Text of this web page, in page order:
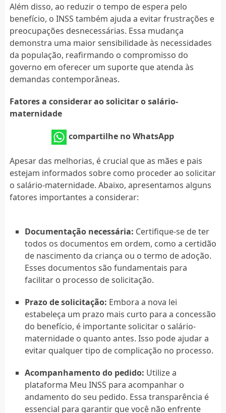
Além disso, ao reduzir o tempo de espera pelo
benefício, o INSS também ajuda a evitar frustrações e
preocupações desnecessárias. Essa mudança
demonstra uma maior sensibilidade às necessidades
da população, reafirmando o compromisso do
governo em oferecer um suporte que atenda às
demandas contemporâneas.
Fatores a considerar ao solicitar o salário-
maternidade
compartilhe no WhatsApp
Apesar das melhorias, é crucial que as mães e pais
estejam informados sobre como proceder ao solicitar
o salário-maternidade. Abaixo, apresentamos alguns
fatores importantes a considerar:
Documentação necessária: Certifique-se de ter
todos os documentos em ordem, como a certidão
de nascimento da criança ou o termo de adoção.
Esses documentos são fundamentais para
facilitar o processo de solicitação.
Prazo de solicitação: Embora a nova lei
estabeleça um prazo mais curto para a concessão
do benefício, é importante solicitar o salário-
maternidade o quanto antes. Isso pode ajudar a
evitar qualquer tipo de complicação no processo.
Acompanhamento do pedido: Utilize a
plataforma Meu INSS para acompanhar o
andamento do seu pedido. Essa transparência é
essencial para garantir que você não enfrente